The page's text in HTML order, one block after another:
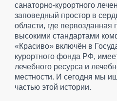
санаторно-курортного
заповедный простор в
области, где первозданная
высокими стандартами
«Красиво» включён в
курортного фонда РФ,
лечебного ресурса и
местности. И сегодня мы
частью этой истории.